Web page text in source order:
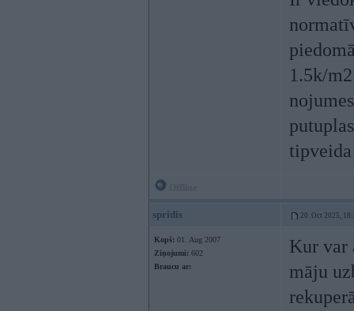
1.5k/
tipveida
spridis 20. Oct 2025,
Kopš: 01. Aug 2007
Ziņojumi: 602
Braucu ar:
Kur var
māju